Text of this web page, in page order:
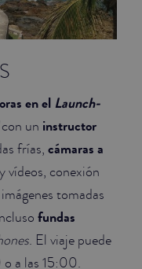
en elLaunch-
con un instructor
frías,cámaras a
vídeos, conexión
tomadas
fundas
. El viaje puede
o a las 15:00.